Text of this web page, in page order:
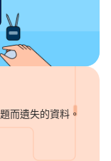
而遺失的資料。